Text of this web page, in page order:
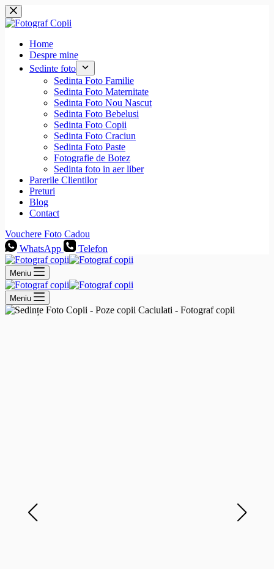
Sari
la
conținut
Home
Despre mine
Sedinte foto
Sedinta Foto Familie
Sedinta Foto Maternitate
Sedinta Foto Nou Nascut
Sedinta Foto Bebelusi
Sedinta Foto Copii
Sedinta Foto Craciun
Sedinta Foto Paste
Fotografie de Botez
Sedinta foto in aer liber
Parerile Clientilor
Preturi
Blog
Contact
Vouchere Foto Cadou
WhatsApp
Telefon
Meniu
Meniu